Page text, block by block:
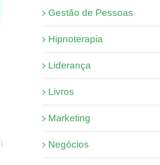
Gestão de Pessoas
Hipnoterapia
Liderança
Livros
Marketing
Negócios